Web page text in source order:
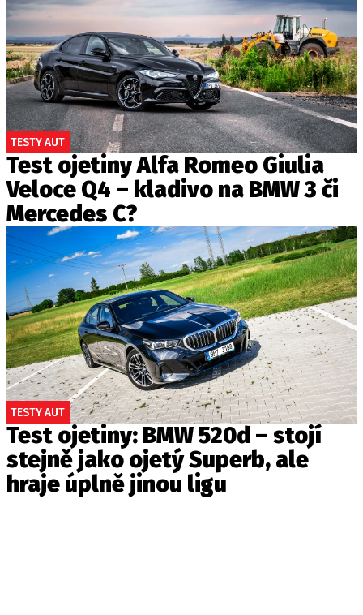
TESTY AUT
Test ojetiny Alfa Romeo Giulia
Veloce Q4 – kladivo na BMW 3 či
Mercedes C?
TESTY AUT
Test ojetiny: BMW 520d – stojí
stejně jako ojetý Superb, ale
hraje úplně jinou ligu